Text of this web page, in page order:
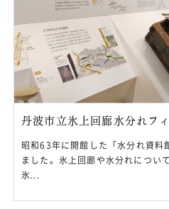
丹波市立氷上回廊水分れフ
昭和63年に開館した「水分れ資料
ました。氷上回廊や水分れについ
氷...